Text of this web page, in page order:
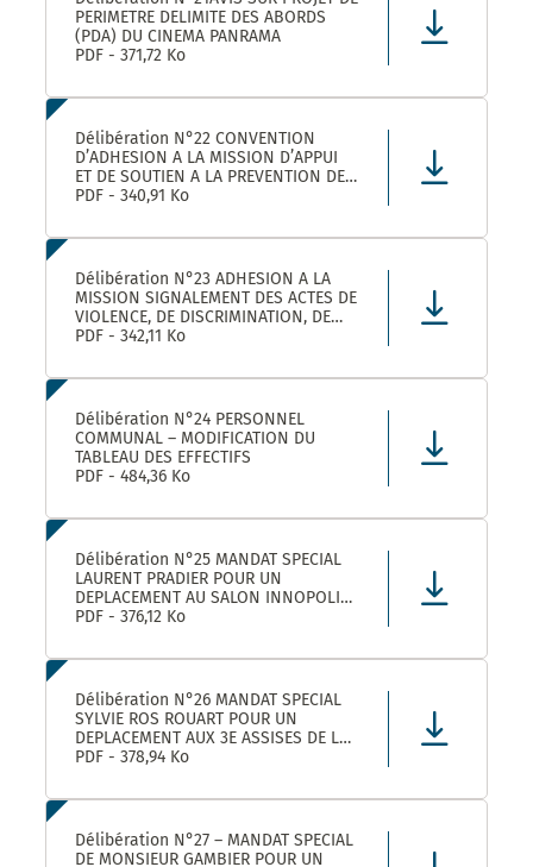
PERIMETRE DELIMITE DES ABORDS
(PDA) DU CINEMA PANRAMA
PDF - 371,72 Ko
Délibération N°22 CONVENTION
D’ADHESION A LA MISSION D’APPUI
ET DE SOUTIEN A LA PREVENTION DES
RISQUES PROFESSIONNELS
PDF - 340,91 Ko
Délibération N°23 ADHESION A LA
MISSION SIGNALEMENT DES ACTES DE
VIOLENCE, DE DISCRIMINATION, DE
HARCELEMENT ET D’AGISSEMENTS
PDF - 342,11 Ko
Délibération N°24 PERSONNEL
COMMUNAL – MODIFICATION DU
TABLEAU DES EFFECTIFS
PDF - 484,36 Ko
Délibération N°25 MANDAT SPECIAL
LAURENT PRADIER POUR UN
DEPLACEMENT AU SALON INNOPOLIS
A PARIS
PDF - 376,12 Ko
Délibération N°26 MANDAT SPECIAL
SYLVIE ROS ROUART POUR UN
DEPLACEMENT AUX 3E ASSISES DE LA
VOIE D’ARLES A ARLES
PDF - 378,94 Ko
Délibération N°27 – MANDAT SPECIAL
DE MONSIEUR GAMBIER POUR UN